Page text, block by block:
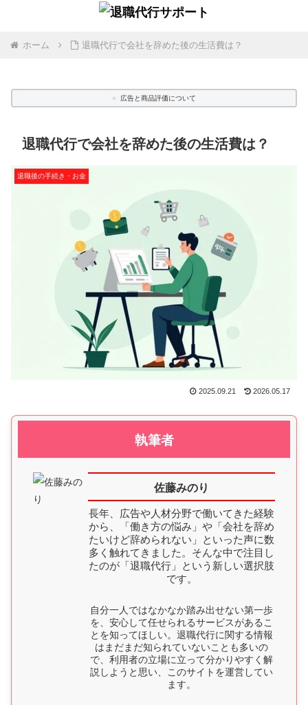
ホーム 退職代行で会社を辞めた後の生活費は？
広告と商品評価について
退職代行で会社を辞めた後の生活費は？
退職後の手続き・お金
2025.09.21 2026.05.17
執筆者
佐藤みのり
長年、広告や人材分野で働いてきた経験
から、「働き方の悩み」や「会社を辞め
たいけど辞められない」といった声に数
多く触れてきました。そんな中で注目し
たのが「退職代行」という新しい選択肢
です。
自分一人ではなかなか踏み出せない第一歩
を、安心して任せられるサービスがあるこ
とを知ってほしい。退職代行に関する情報
はまだまだ知られていないことも多いの
で、利用者の立場に立って分かりやすく解
説しようと思い、このサイトを運営してい
ます。